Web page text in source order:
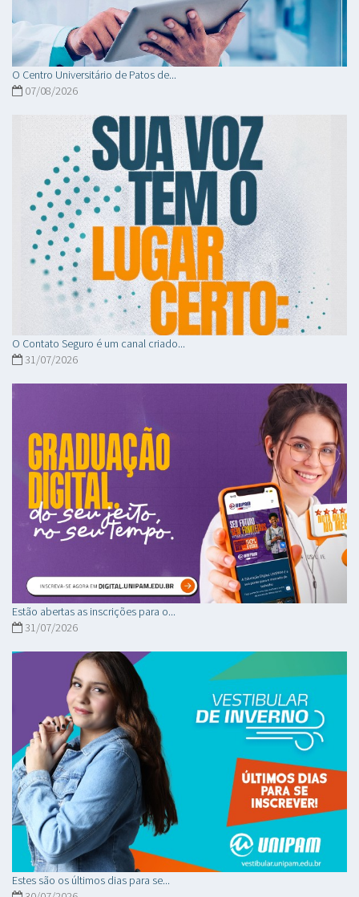
O Centro Universitário de Patos de...
07/08/2026
O Contato Seguro é um canal criado...
31/07/2026
Estão abertas as inscrições para o...
31/07/2026
Estes são os últimos dias para se...